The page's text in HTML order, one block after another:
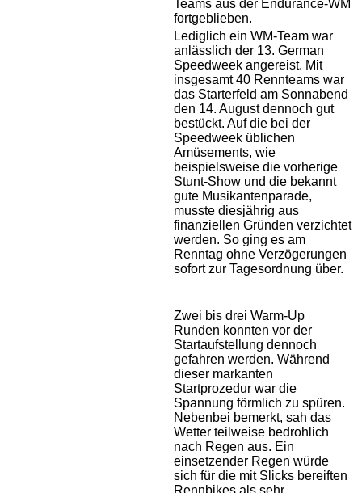
Teams aus der Endurance-WM
fortgeblieben.
Lediglich ein WM-Team war
anlässlich der 13. German
Speedweek angereist. Mit
insgesamt 40 Rennteams war
das Starterfeld am Sonnabend
den 14. August dennoch gut
bestückt. Auf die bei der
Speedweek üblichen
Amüsements, wie
beispielsweise die vorherige
Stunt-Show und die bekannt
gute Musikantenparade,
musste diesjährig aus
finanziellen Gründen verzichtet
werden. So ging es am
Renntag ohne Verzögerungen
sofort zur Tagesordnung über.
Zwei bis drei Warm-Up
Runden konnten vor der
Startaufstellung dennoch
gefahren werden. Während
dieser markanten
Startprozedur war die
Spannung förmlich zu spüren.
Nebenbei bemerkt, sah das
Wetter teilweise bedrohlich
nach Regen aus. Ein
einsetzender Regen würde
sich für die mit Slicks bereiften
Rennbikes als sehr